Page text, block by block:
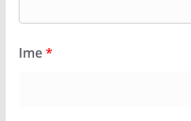
Ime*